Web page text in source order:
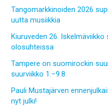
Tangomarkkinoiden 2026
uutta musiikkia
Kiuruveden 26.
olosuhteissa
Tampere on suomirockin
suurviikko 1.–9.8.
Pauli Mustajärven
nyt julki!